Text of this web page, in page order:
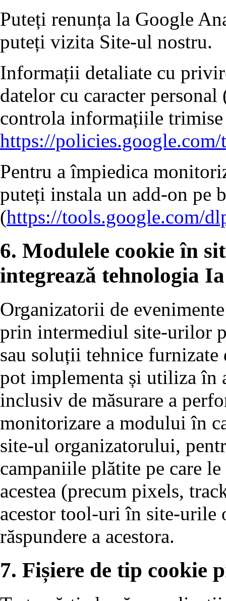
Puteți renunța la Google
puteți vizita Site-ul nostru.
Informații detaliate cu
datelor cu caracter
controla informațiile
https://
Pentru a împiedica
puteți instala un add-on pe
(https://tools.google.com/
6. Modulele cookie în
integrează tehnologia
Organizatorii de
prin intermediul site-urilor
sau soluții tehnice
pot implementa și utiliza în
inclusiv de măsurare a
monitorizare a modului în
site-ul organizatorului,
campaniile plătite pe care
acestea (precum pixels,
acestor tool-uri în site-urile
răspundere a acestora.
7. Fișiere de tip